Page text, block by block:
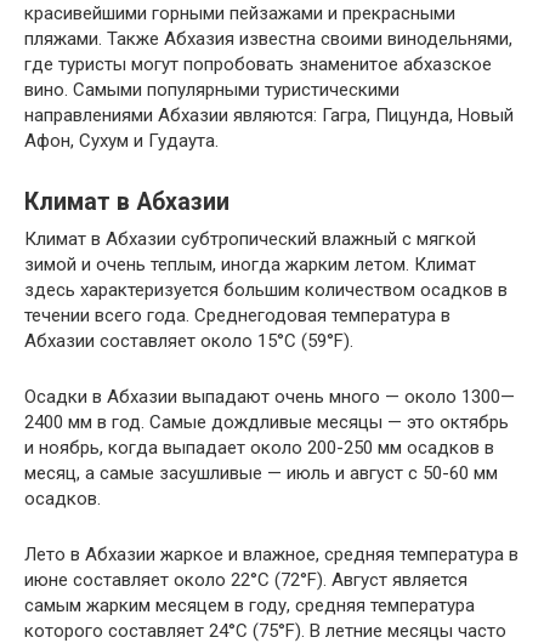
красивейшими горными пейзажами и прекрасными
пляжами. Также Абхазия известна своими винодельнями,
где туристы могут попробовать знаменитое абхазское
вино. Самыми популярными туристическими
направлениями Абхазии являются: Гагра, Пицунда, Новый
Афон, Сухум и Гудаута.
Климат в Абхазии
Климат в Абхазии субтропический влажный с мягкой
зимой и очень теплым, иногда жарким летом. Климат
здесь характеризуется большим количеством осадков в
течении всего года. Среднегодовая температура в
Абхазии составляет около 15°C (59°F).
Осадки в Абхазии выпадают очень много — около 1300—
2400 мм в год. Самые дождливые месяцы — это октябрь
и ноябрь, когда выпадает около 200-250 мм осадков в
месяц, а самые засушливые — июль и август с 50-60 мм
осадков.
Лето в Абхазии жаркое и влажное, средняя температура в
июне составляет около 22°C (72°F). Август является
самым жарким месяцем в году, средняя температура
которого составляет 24°C (75°F). В летние месяцы часто